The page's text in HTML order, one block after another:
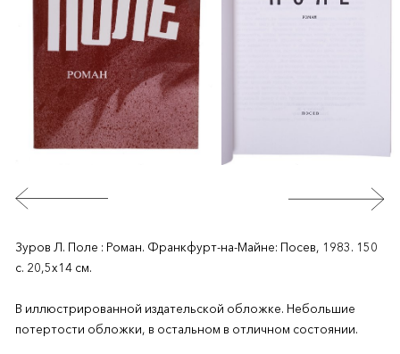
Зуров Л. Поле : Роман. Франкфурт-на-Майне: Посев, 1983. 150
с. 20,5х14 см.
В иллюстрированной издательской обложке. Небольшие
потертости обложки, в остальном в отличном состоянии.